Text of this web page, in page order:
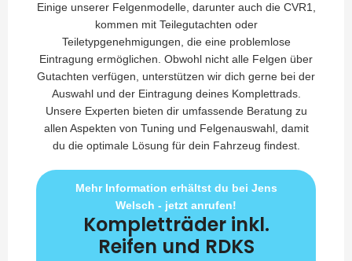
Einige unserer Felgenmodelle, darunter auch die CVR1,
kommen mit Teilegutachten oder
Teiletypgenehmigungen, die eine problemlose
Eintragung ermöglichen. Obwohl nicht alle Felgen über
Gutachten verfügen, unterstützen wir dich gerne bei der
Auswahl und der Eintragung deines Komplettrads.
Unsere Experten bieten dir umfassende Beratung zu
allen Aspekten von Tuning und Felgenauswahl, damit
du die optimale Lösung für dein Fahrzeug findest.
Mehr Information erhältst du bei Jens
Welsch - jetzt anrufen!
Kompletträder inkl.
Reifen und RDKS